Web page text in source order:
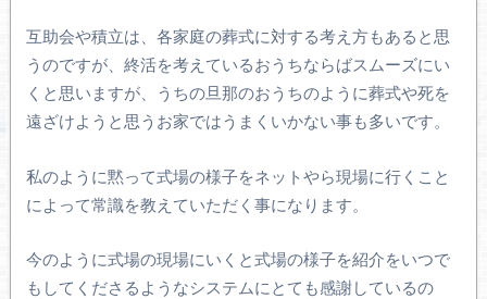
互助会や積立は、各家庭の葬式に対する考え方もあると思
うのですが、終活を考えているおうちならばスムーズにい
くと思いますが、うちの旦那のおうちのように葬式や死を
遠ざけようと思うお家ではうまくいかない事も多いです。
私のように黙って式場の様子をネットやら現場に行くこと
によって常識を教えていただく事になります。
今のように式場の現場にいくと式場の様子を紹介をいつで
もしてくださるようなシステムにとても感謝しているの